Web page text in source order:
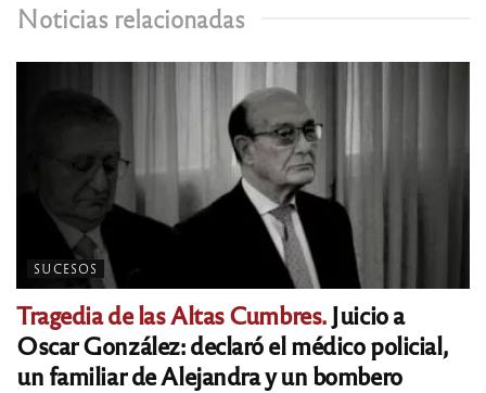
Noticias relacionadas
SUCESOS
Tragedia de las Altas Cumbres.Juicio a
Oscar González: declaró el médico policial,
un familiar de Alejandra y un bombero